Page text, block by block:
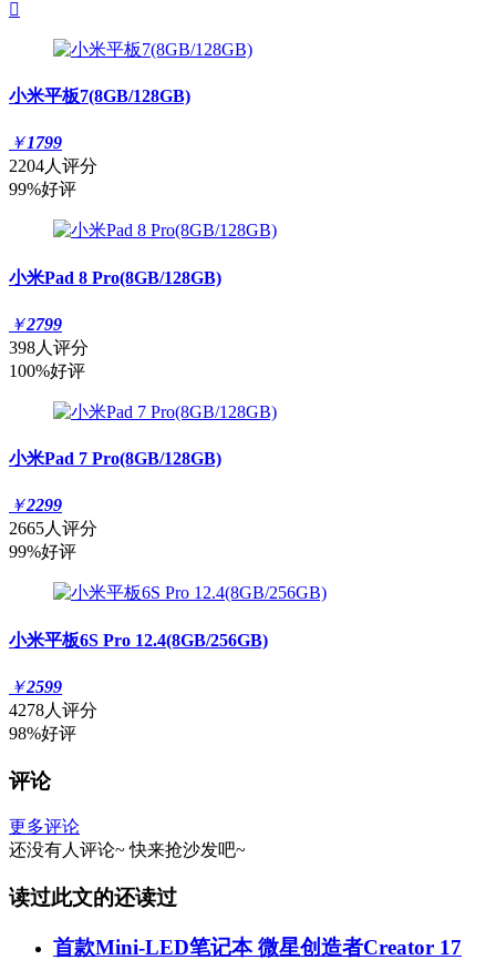

小米平板7(8GB/128GB)
￥1799
2204人评分
99%好评
小米Pad 8 Pro(8GB/128GB)
￥2799
398人评分
100%好评
小米Pad 7 Pro(8GB/128GB)
￥2299
2665人评分
99%好评
小米平板6S Pro 12.4(8GB/256GB)
￥2599
4278人评分
98%好评
评论
更多评论
还没有人评论~ 快来抢沙发吧~
读过此文的还读过
首款Mini-LED笔记本 微星创造者Creator 17